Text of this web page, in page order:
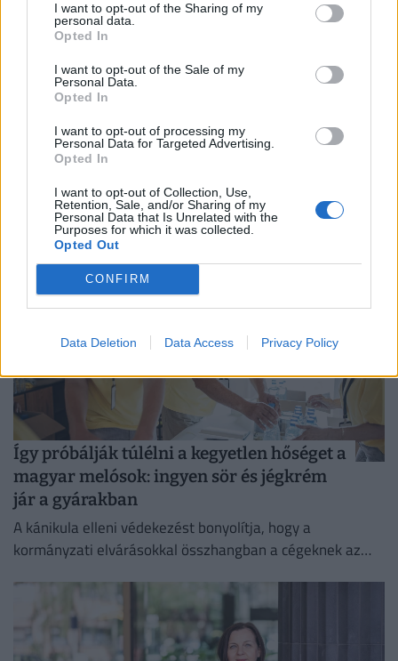
I want to opt-out of the Sharing of my
personal data.
Opted In
I want to opt-out of the Sale of my
Personal Data.
Opted In
I want to opt-out of processing my
Personal Data for Targeted Advertising.
Opted In
I want to opt-out of Collection, Use,
Retention, Sale, and/or Sharing of my
Personal Data that Is Unrelated with the
Purposes for which it was collected.
Opted Out
CONFIRM
Data Deletion Data Access Privacy Policy
védelmében: azonnali cselekvésre
hívnak, nem tűrik tovább, ami a
hőségben megy
A szakszervezet szerint a jelenlegi előírások nem
ezért aláírásgyűjtést indítottak a dolgozók egészségének
védelmében.
Így próbálják túlélni a kegyetlen hőséget a
magyar melósok: ingyen sör és jégkrém
jár a gyárakban
A kánikula elleni védekezést bonyolítja, hogy a
kormányzati elvárásokkal összhangban a cégeknek az